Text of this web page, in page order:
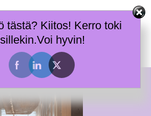
ja tietoa työhyvinvoinnin tueksi.
menu
tästä? Kiitos! Kerro toki
hyvin!